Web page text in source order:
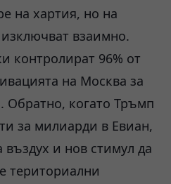
на хартия, но на
взаимно.
контролират 96% от
на Москва за
Обратно, когато Тръмп
за милиарди в Евиан,
въздух и нов стимул да
териториални